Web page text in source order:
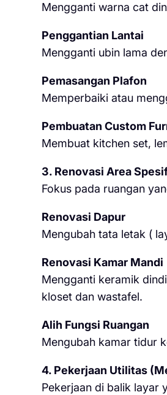
Mengganti warna cat
Penggantian Lantai
Mengganti ubin lama
Pemasangan Plafon
Memperbaiki atau
Pembuatan Custom
Membuat kitchen set,
3. Renovasi Area
Fokus pada ruangan
Renovasi Dapur
Mengubah tata letak (
Renovasi Kamar Mandi
Mengganti keramik
kloset dan wastafel.
Alih Fungsi Ruangan
Mengubah kamar tidur
4. Pekerjaan Utilitas
Pekerjaan di balik layar